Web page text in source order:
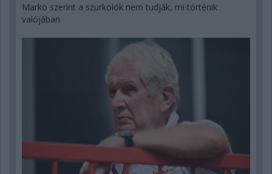
Marko szerint a szurkolók nem tudják, mi történik
valójában